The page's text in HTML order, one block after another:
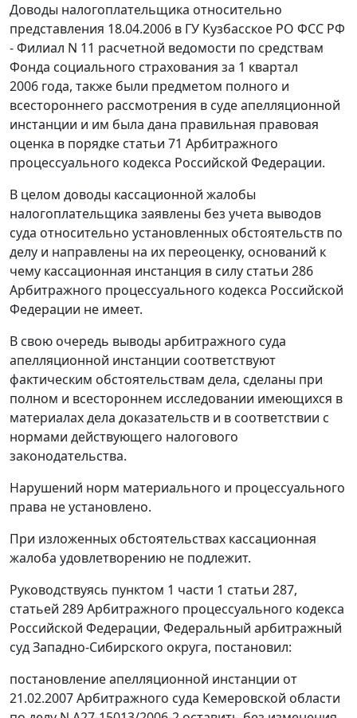
Доводы налогоплательщика относительно
представления 18.04.2006 в ГУ Кузбасское РО ФСС РФ
- Филиал N 11 расчетной ведомости по средствам
Фонда социального страхования за 1 квартал
2006 года, также были предметом полного и
всестороннего рассмотрения в суде апелляционной
инстанции и им была дана правильная правовая
оценка в порядке статьи 71 Арбитражного
процессуального кодекса Российской Федерации.
В целом доводы кассационной жалобы
налогоплательщика заявлены без учета выводов
суда относительно установленных обстоятельств по
делу и направлены на их переоценку, оснований к
чему кассационная инстанция в силу статьи 286
Арбитражного процессуального кодекса Российской
Федерации не имеет.
В свою очередь выводы арбитражного суда
апелляционной инстанции соответствуют
фактическим обстоятельствам дела, сделаны при
полном и всестороннем исследовании имеющихся в
материалах дела доказательств и в соответствии с
нормами действующего налогового
законодательства.
Нарушений норм материального и процессуального
права не установлено.
При изложенных обстоятельствах кассационная
жалоба удовлетворению не подлежит.
Руководствуясь пунктом 1 части 1 статьи 287,
статьей 289Арбитражного процессуального кодекса
Российской Федерации, Федеральный арбитражный
суд Западно-Сибирского округа, постановил:
постановление апелляционной инстанции от
21.02.2007 Арбитражного суда Кемеровской области